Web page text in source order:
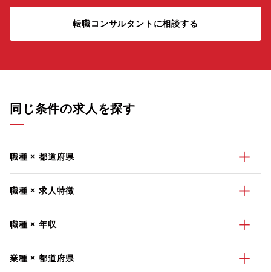
転職コンサルタントに相談する
同じ条件の求人を探す
職種 × 都道府県
職種 × 求人特徴
職種 × 年収
業種 × 都道府県